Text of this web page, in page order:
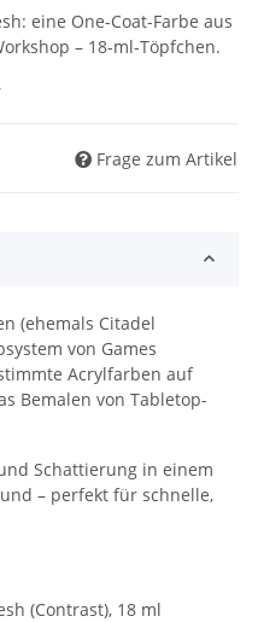
eine One-Coat-Farbe aus
– 18-ml-Töpfchen.
Frage zum Artikel
(ehemals Citadel
von Games
Acrylfarben auf
Bemalen von Tabletop-
Schattierung in einem
– perfekt für schnelle,
(Contrast), 18 ml